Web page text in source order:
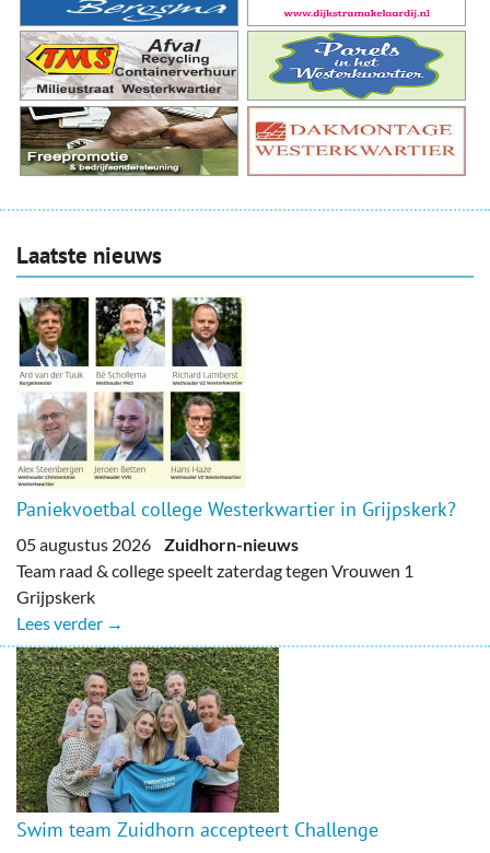
Laatste nieuws
Paniekvoetbal college Westerkwartier in Grijpskerk?
05 augustus 2026 Zuidhorn-nieuws
Team raad & college speelt zaterdag tegen Vrouwen 1
Grijpskerk
Lees verder →
Swim team Zuidhorn accepteert Challenge